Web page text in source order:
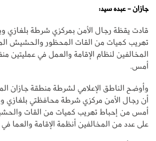
جازان - عبده سيد:
قادت يقظة رجال الأمن بمركزي شرطة بلغازي
تهريب كميات من القات المحظور والحشيش
المخالفين لنظام الإقامة والعمل في عمليتين
أمس.
وأوضح الناطق الإعلامي لشرطة منطقة جازان
أن رجال الأمن مركزي شرطة محافظتي بلغازي
أمس من إحباط تهريب كميات من القات
على عدد من المخالفين أنظمة الإقامة والعما